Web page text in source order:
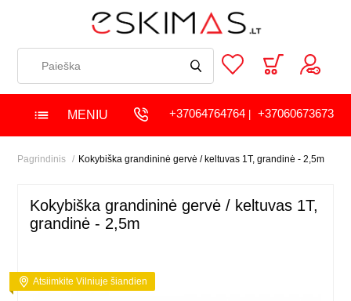
MENIU +37064764764| +37060673673
Pagrindinis Kokybiška grandininė gervė / keltuvas 1T, grandinė - 2,5m
Kokybiška grandininė gervė / keltuvas 1T,
grandinė - 2,5m
Atsiimkite Vilniuje šiandien